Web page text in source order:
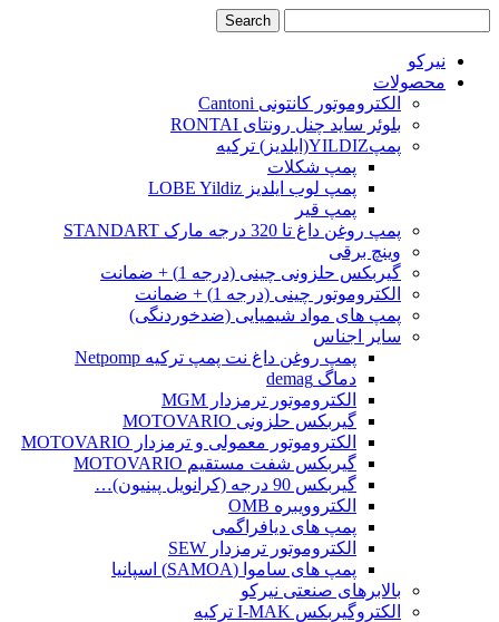
نیرکو
محصولات
الکتروموتور کانتونی Cantoni
بلوئر ساید چنل رونتای RONTAI
پمپYILDIZ(ایلدیز) ترکیه
پمپ شکلات
پمپ لوب ایلدیز LOBE Yildiz
پمپ قیر
پمپ روغن داغ تا 320 درجه مارک STANDART
وینچ برقی
گیربکس حلزونی چینی (درجه 1) + ضمانت
الکتروموتور چینی (درجه 1) + ضمانت
پمپ های مواد شیمیایی (ضدخوردنگی)
سایر اجناس
پمپ روغن داغ نت پمپ ترکیه Netpomp
دماگ demag
الکتروموتور ترمزدار MGM
گیربکس حلزونی MOTOVARIO
الکتروموتور معمولی و ترمزدار MOTOVARIO
گیربکس شفت مستقیم MOTOVARIO
گیربکس 90 درجه (کرانویل پینیون)…
الکتروویبره OMB
پمپ های دیافراگمی
الکتروموتور ترمزدار SEW
پمپ های ساموا (SAMOA) اسپانیا
بالابرهای صنعتی نیرکو
الکتروگیربکس I-MAK ترکیه